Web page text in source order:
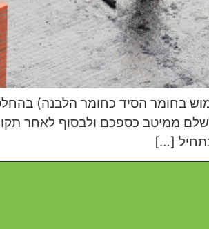
בחומר הסיד כחומר הלבנה)
ממיטב כספכם ולבסוף לאחר
[…]